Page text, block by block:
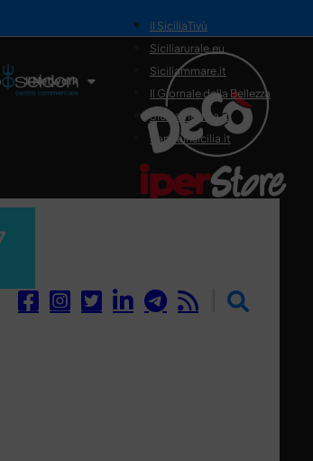
Il Network
il SiciliaTivù
Siciliarurale.eu
Siciliammare.it
Il Giornale della Bellezza
Siciliamedica.it
Sanitainsicilia.it